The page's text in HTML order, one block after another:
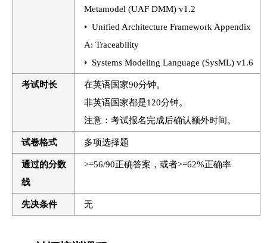
Metamodel (UAF DMM) v1.2
• Unified Architecture Framework Appendix
A: Traceability
• Systems Modeling Language (SysML) v1.6
考试时长
在英语国家90分钟。
非英语国家都是120分钟。
注意：考试报名完成后确认额外时间。
试卷格式 多项选择题
通过的分数
线
>=56/90正确答案，或者>=62%正确率
先决条件 无